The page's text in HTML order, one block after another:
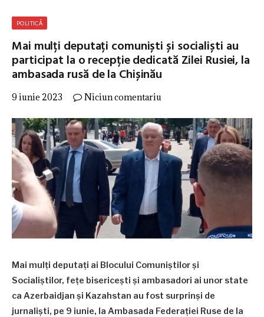
POLITICĂ
Mai mulți deputați comuniști și socialiști au
participat la o recepție dedicată Zilei Rusiei, la
ambasada rusă de la Chișinău
9 iunie 2023 Niciun comentariu
Mai mulți deputați ai Blocului Comuniștilor și
Socialiștilor, fețe bisericești și ambasadori ai unor state
ca Azerbaidjan și Kazahstan au fost surprinși de
jurnaliști, pe 9 iunie, la Ambasada Federației Ruse de la